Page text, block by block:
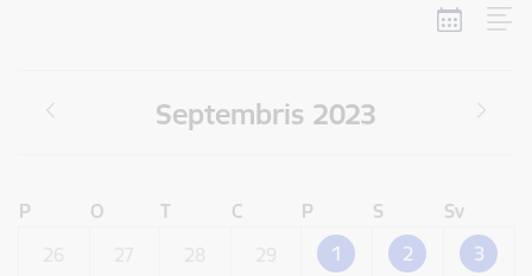
Septembris 2023
P O T C P S
Sv
1 2 3